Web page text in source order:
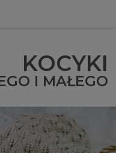
KOCYKI
I MAŁEGO